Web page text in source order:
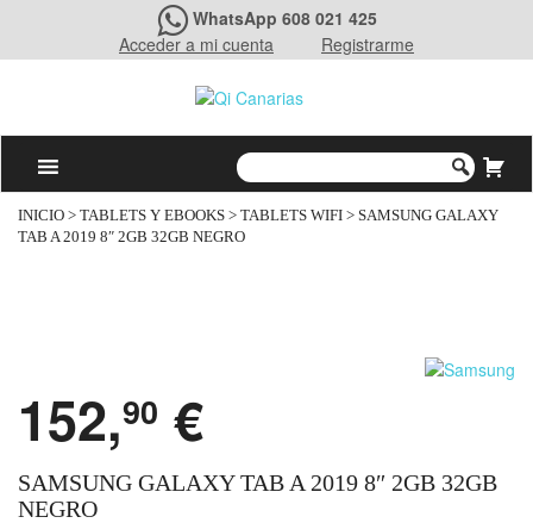
WhatsApp 608 021 425
Acceder a mi cuenta
Registrarme
INICIO > TABLETS Y EBOOKS > TABLETS WIFI > SAMSUNG GALAXY
TAB A 2019 8″ 2GB 32GB NEGRO
152,90 €
SAMSUNG GALAXY TAB A 2019 8″ 2GB 32GB
NEGRO